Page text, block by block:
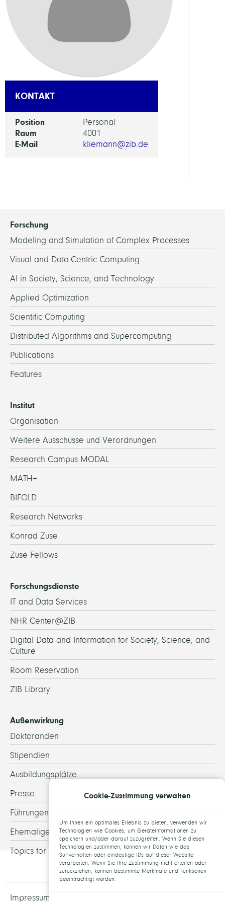
KONTAKT
Position Personal
Raum 4001
E-Mail kliemann@zib.de
Forschung
Modeling and Simulation of Complex Processes
Visual and Data-Centric Computing
AI in Society, Science, and Technology
Applied Optimization
Scientific Computing
Distributed Algorithms and Supercomputing
Publications
Features
Institut
Organisation
Weitere Ausschüsse und Verordnungen
Research Campus MODAL
MATH+
BIFOLD
Research Networks
Konrad Zuse
Zuse Fellows
Forschungsdienste
IT and Data Services
NHR Center@ZIB
Digital Data and Information for Society, Science, and
Culture
Room Reservation
ZIB Library
Außenwirkung
Doktoranden
Stipendien
Ausbildungsplätze
Presse
Führungen
Ehemalige
Topics for theses
Impressum und Datenschutz
Cookie-Zustimmung verwalten
Um Ihnen ein optimales Erlebnis zu bieten, verwenden wir
Technologien wie Cookies, um Geräteinformationen zu
speichern und/oder darauf zuzugreifen. Wenn Sie diesen
Technologien zustimmen, können wir Daten wie das
Surfverhalten oder eindeutige IDs auf dieser Website
verarbeiten. Wenn Sie Ihre Zustimmung nicht erteilen oder
zurückziehen, können bestimmte Merkmale und Funktionen
beeinträchtigt werden.